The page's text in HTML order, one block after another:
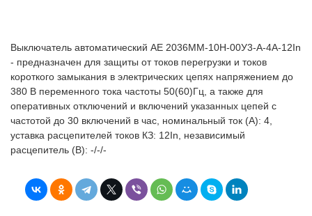
Выключатель автоматический АЕ 2036ММ-10Н-00У3-А-4А-12In
- предназначен для защиты от токов перегрузки и токов
короткого замыкания в электрических цепях напряжением до
380 В переменного тока частоты 50(60)Гц, а также для
оперативных отключений и включений указанных цепей с
частотой до 30 включений в час, номинальный ток (А): 4,
уставка расцепителей токов КЗ: 12In, независимый
расцепитель (В): -/-/-